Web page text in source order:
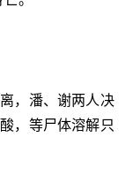
，潘、谢两人决
，等尸体溶解只